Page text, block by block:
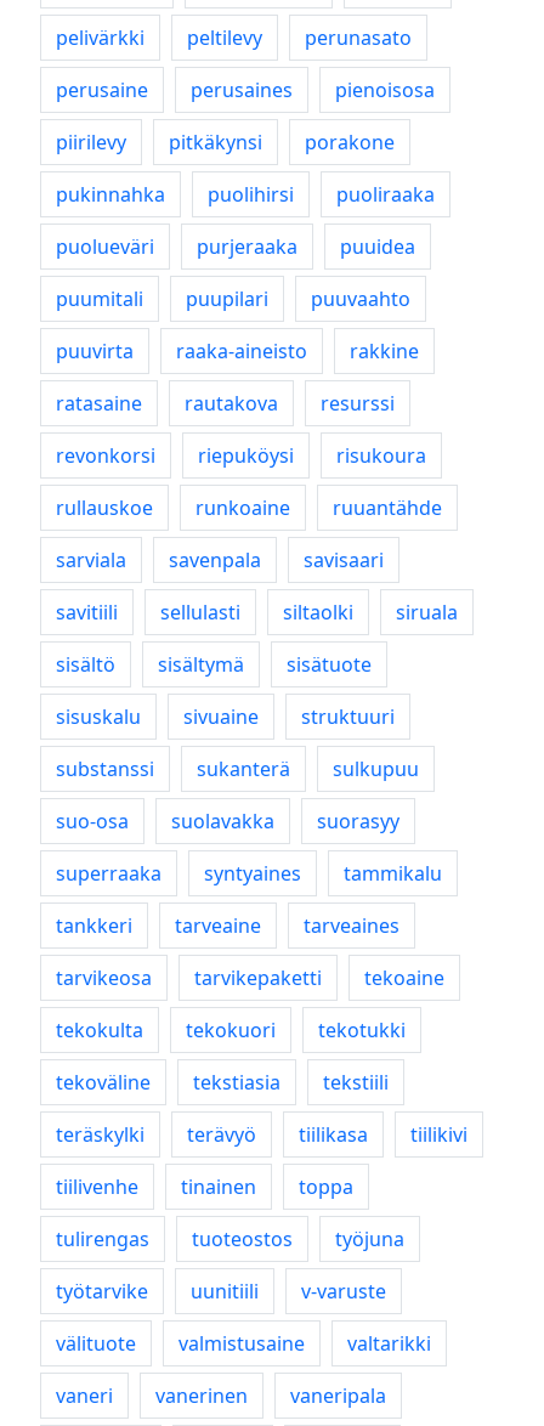
pelivärkki
peltilevy
perunasato
perusaine
perusaines
pienoisosa
piirilevy
pitkäkynsi
porakone
pukinnahka
puolihirsi
puoliraaka
puolueväri
purjeraaka
puuidea
puumitali
puupilari
puuvaahto
puuvirta
raaka-aineisto
rakkine
ratasaine
rautakova
resurssi
revonkorsi
riepuköysi
risukoura
rullauskoe
runkoaine
ruuantähde
sarviala
savenpala
savisaari
savitiili
sellulasti siltaolki
siruala
sisältö
sisältymä
sisätuote
sisuskalu
sivuaine
struktuuri
substanssi
sukanterä
sulkupuu
suo-osa
suolavakka
suorasyy
superraaka
syntyaines
tammikalu
tankkeri
tarveaine
tarveaines
tarvikeosa
tarvikepaketti
tekoaine
tekokulta
tekokuori
tekotukki
tekoväline
tekstiasia
tekstiili
teräskylki
terävyö tiilikasa
tiilikivi
tiilivenhe
tinainen
toppa
tulirengas
tuoteostos
työjuna
työtarvike
uunitiili
v-varuste
välituote
valmistusaine
valtarikki
vaneri
vanerinen vaneripala